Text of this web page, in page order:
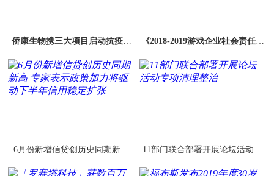
侨康生物携三大项目启动抗疫引
器
《2018-2019游戏企业社会责任报
6月份新增信贷创历史同期新高
信用稳定扩张
11部门联合部署开展论坛活动专